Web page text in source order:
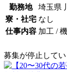
勤務地
埼玉県
寮・社宅 なし
仕事内容 加工 /
募集が停止して